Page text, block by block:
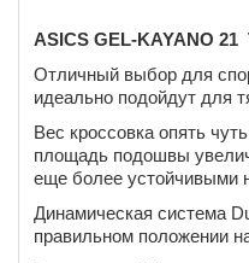
ASICS GEL-KAYANO 21
Отличный выбор для
идеально подойдут для
Вес кроссовка опять
площадь подошвы
еще более устойчивыми
Динамическая система
правильном положении